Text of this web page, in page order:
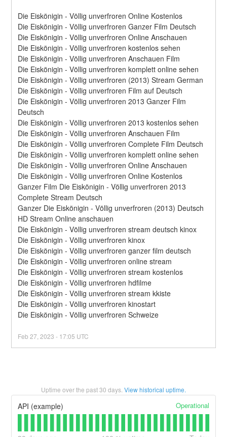
Die Eiskönigin - Völlig unverfroren Online Kostenlos
Die Eiskönigin - Völlig unverfroren Ganzer Film Deutsch
Die Eiskönigin - Völlig unverfroren Online Anschauen
Die Eiskönigin - Völlig unverfroren kostenlos sehen
Die Eiskönigin - Völlig unverfroren Anschauen Film
Die Eiskönigin - Völlig unverfroren komplett online sehen
Die Eiskönigin - Völlig unverfroren (2013) Stream German
Die Eiskönigin - Völlig unverfroren Film auf Deutsch
Die Eiskönigin - Völlig unverfroren 2013 Ganzer Film
Deutsch
Die Eiskönigin - Völlig unverfroren 2013 kostenlos sehen
Die Eiskönigin - Völlig unverfroren Anschauen Film
Die Eiskönigin - Völlig unverfroren Complete Film Deutsch
Die Eiskönigin - Völlig unverfroren komplett online sehen
Die Eiskönigin - Völlig unverfroren Online Anschauen
Die Eiskönigin - Völlig unverfroren Online Kostenlos
Ganzer Film Die Eiskönigin - Völlig unverfroren 2013
Complete Stream Deutsch
Ganzer Die Eiskönigin - Völlig unverfroren (2013) Deutsch
HD Stream Online anschauen
Die Eiskönigin - Völlig unverfroren stream deutsch kinox
Die Eiskönigin - Völlig unverfroren kinox
Die Eiskönigin - Völlig unverfroren ganzer film deutsch
Die Eiskönigin - Völlig unverfroren online stream
Die Eiskönigin - Völlig unverfroren stream kostenlos
Die Eiskönigin - Völlig unverfroren hdfilme
Die Eiskönigin - Völlig unverfroren stream kkiste
Die Eiskönigin - Völlig unverfroren kinostart
Die Eiskönigin - Völlig unverfroren Schweize
Feb27 ,2023 - 17:05 UTC
Uptime over the past30 days. View historical uptime.
API (example) Operational